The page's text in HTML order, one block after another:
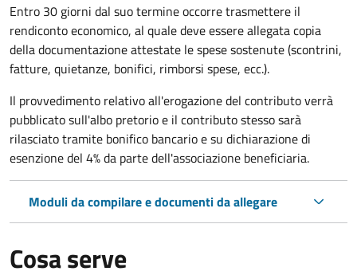
Entro 30 giorni dal suo termine occorre trasmettere il
rendiconto economico, al quale deve essere allegata copia
della documentazione attestate le spese sostenute (scontrini,
fatture, quietanze, bonifici, rimborsi spese, ecc.).
Il provvedimento relativo all'erogazione del contributo verrà
pubblicatosull'albo pretorio e il contributo stesso sarà
rilasciato tramite bonifico bancario e su dichiarazione di
esenzione del 4% da parte dell'associazione beneficiaria.
Moduli da compilare e documenti da allegare
Cosa serve